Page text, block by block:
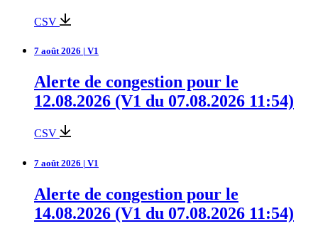
CSV
7 août 2026 | V1
Alerte de congestion pour le
12.08.2026 (V1 du 07.08.2026 11:54)
CSV
7 août 2026 | V1
Alerte de congestion pour le
14.08.2026 (V1 du 07.08.2026 11:54)